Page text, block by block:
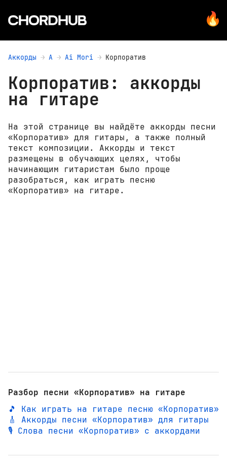
Аккорды A Ai Mori Корпоратив
Корпоратив: аккорды
на гитаре
На этой странице вы найдёте аккорды песни
«Корпоратив» для гитары, а также полный
текст композиции. Аккорды и текст
размещены в обучающих целях, чтобы
начинающим гитаристам было проще
разобраться, как играть песню
«Корпоратив» на гитаре.
Разбор песни «Корпоратив» на гитаре
🎵 Как играть на гитаре песню «Корпоратив»
🎸 Аккорды песни «Корпоратив» для гитары
🎙️ Слова песни «Корпоратив» с аккордами